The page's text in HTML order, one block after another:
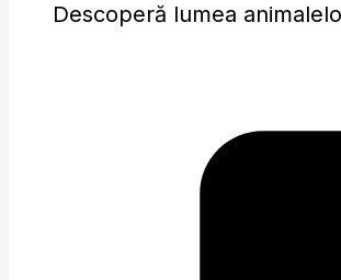
Descoperă lumea